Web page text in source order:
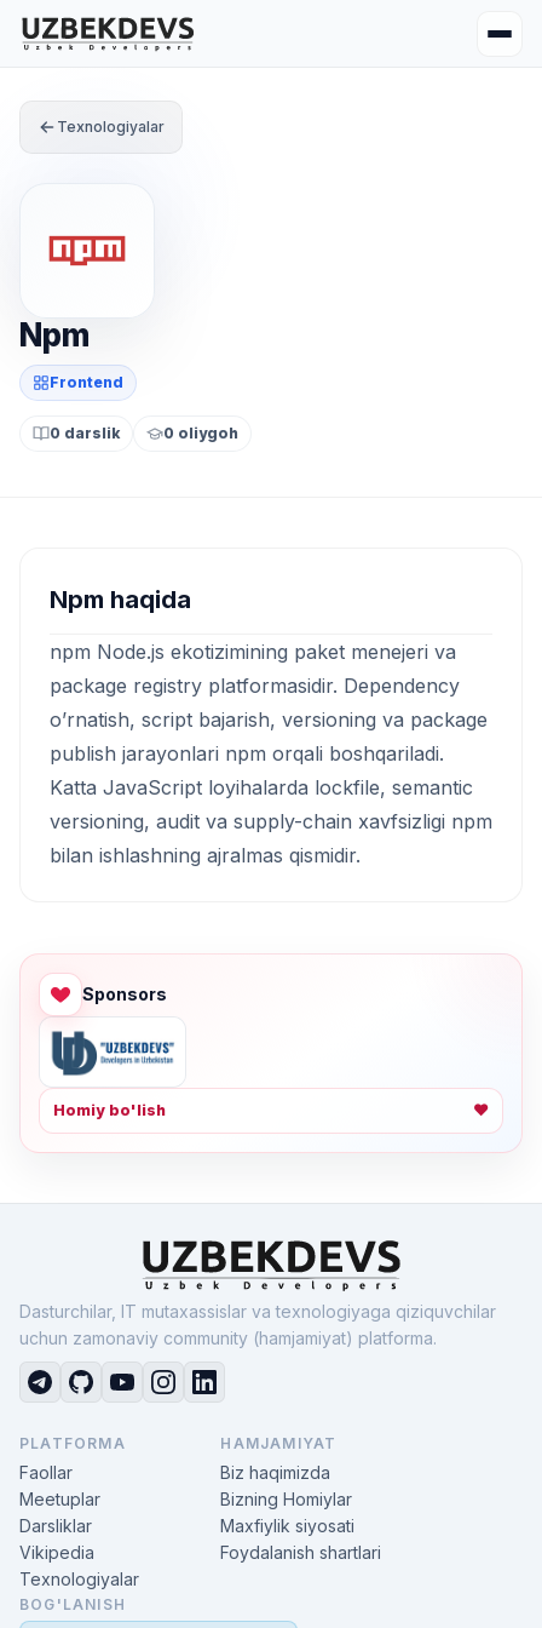
Texnologiyalar
Npm
Frontend
0 darslik 0 oliygoh
Npm haqida
npm Node.js ekotizimining paket menejeri va
package registry platformasidir. Dependency
o’rnatish, script bajarish, versioning va package
publish jarayonlari npm orqali boshqariladi.
Katta JavaScript loyihalarda lockfile, semantic
versioning, audit va supply-chain xavfsizligi npm
bilan ishlashning ajralmas qismidir.
Sponsors
Homiy bo'lish ❤
Dasturchilar, IT mutaxassislar va texnologiyaga qiziquvchilar
uchun zamonaviy community (hamjamiyat) platforma.
PLATFORMA
Faollar
Meetuplar
Darsliklar
Vikipedia
Texnologiyalar
HAMJAMIYAT
Biz haqimizda
Bizning Homiylar
Maxfiylik siyosati
Foydalanish shartlari
BOG'LANISH